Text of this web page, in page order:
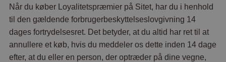
Når du køber Loyalitetspræmier på Sitet, har du i henhold
til den gældende forbrugerbeskyttelseslovgivning 14
dages fortrydelsesret. Det betyder, at du altid har ret til at
annullere et køb, hvis du meddeler os dette inden 14 dage
efter, at du eller en person, der optræder på dine vegne,